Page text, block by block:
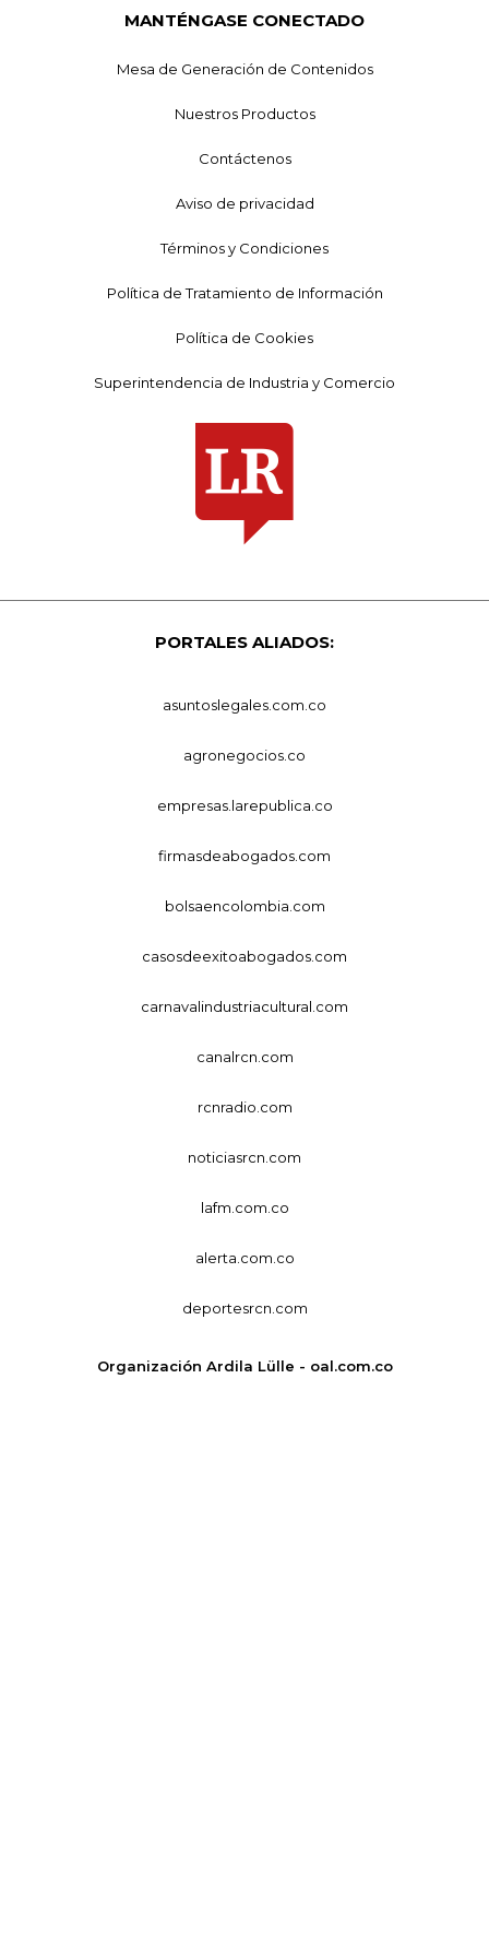
MANTÉNGASE CONECTADO
Mesa de Generación de Contenidos
Nuestros Productos
Contáctenos
Aviso de privacidad
Términos y Condiciones
Política de Tratamiento de Información
Política de Cookies
Superintendencia de Industria y Comercio
PORTALES ALIADOS:
asuntoslegales.com.co
agronegocios.co
empresas.larepublica.co
firmasdeabogados.com
bolsaencolombia.com
casosdeexitoabogados.com
carnavalindustriacultural.com
canalrcn.com
rcnradio.com
noticiasrcn.com
lafm.com.co
alerta.com.co
deportesrcn.com
Organización Ardila Lülle - oal.com.co